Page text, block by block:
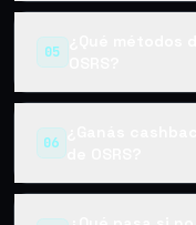
05
¿Qué métodos
OSRS?
06
¿Ganás
de OSRS?